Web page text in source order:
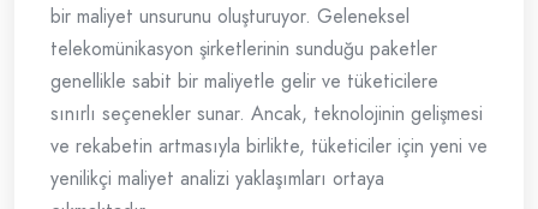
bir maliyet unsurunu oluşturuyor. Geleneksel
telekomünikasyon şirketlerinin sunduğu paketler
genellikle sabit bir maliyetle gelir ve tüketicilere
sınırlı seçenekler sunar. Ancak, teknolojinin gelişmesi
ve rekabetin artmasıyla birlikte, tüketiciler için yeni ve
yenilikçi maliyet analizi yaklaşımları ortaya